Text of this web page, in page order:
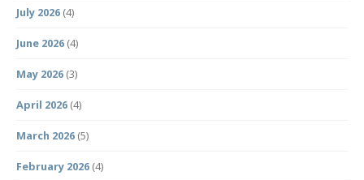
July 2026 (4)
June 2026 (4)
May 2026 (3)
April 2026 (4)
March 2026 (5)
February 2026 (4)